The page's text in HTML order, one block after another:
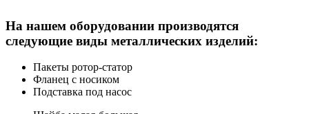
На нашем оборудовании производятся
следующие виды металлических изделий:
Пакеты ротор-статор
Фланец с носиком
Подставка под насос